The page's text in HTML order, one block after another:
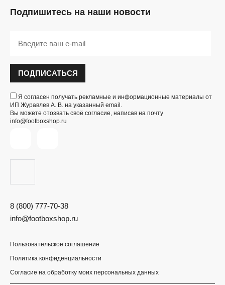
8 (800) 777-70-38
info@footboxshop.ru
Подпишитесь на наши новости
ПОДПИСАТЬСЯ
Я согласен получать рекламные и информационные материалы от
ИП Журавлев А. В. на указанный email.
Вы можете отозвать своё согласие, написав на почту
info@footboxshop.ru
Пользовательское соглашение
Политика конфиденциальности
Согласие на обработку моих персональных данных